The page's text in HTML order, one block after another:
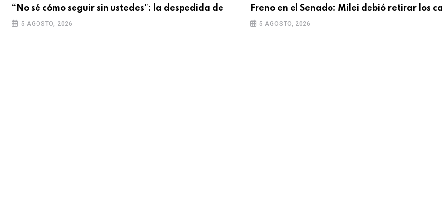
“No sé cómo seguir sin ustedes”: la despedida de
5 AGOSTO, 2026
Freno en el Senado: Milei debió retirar los
5 AGOSTO, 2026